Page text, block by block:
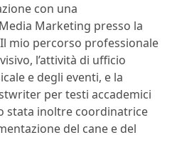
con una
Marketing presso la
mio percorso professionale
l’attività di ufficio
e degli eventi, e la
per testi accademici
stata inoltre coordinatrice
del cane e del